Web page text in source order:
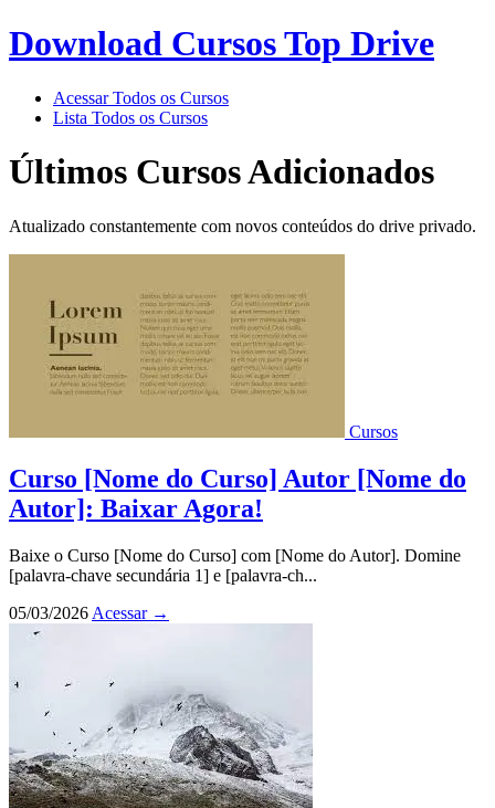
Download Cursos Top Drive
Acessar Todos os Cursos
Lista Todos os Cursos
Últimos Cursos Adicionados
Atualizado constantemente com novos conteúdos do drive privado.
Cursos
Curso [Nome do Curso] Autor [Nome do
Autor]: Baixar Agora!
Baixe o Curso [Nome do Curso] com [Nome do Autor]. Domine
[palavra-chave secundária 1] e [palavra-ch...
05/03/2026 Acessar →